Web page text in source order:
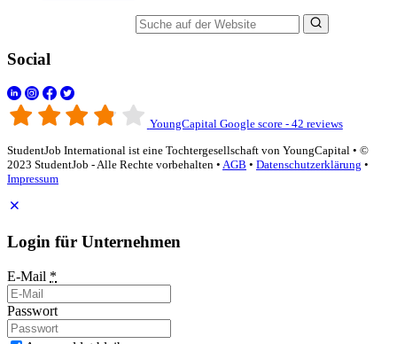
Social
YoungCapital Google score - 42 reviews
StudentJob International ist eine Tochtergesellschaft von YoungCapital • ©
2023 StudentJob - Alle Rechte vorbehalten • AGB • Datenschutzerklärung •
Impressum
Login für Unternehmen
E-Mail *
Passwort